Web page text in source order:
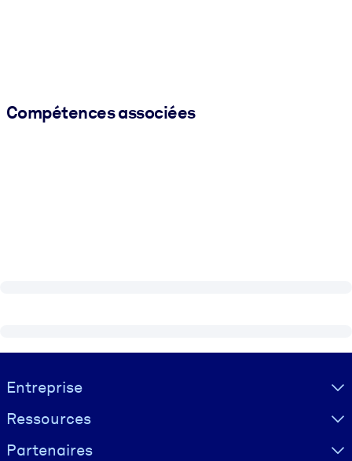
Compétences associées
Visually hidden Text
Entreprise
Ressources
Partenaires